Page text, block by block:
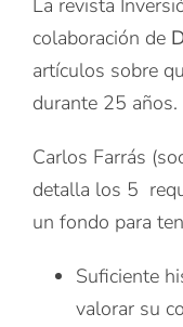
La revista
colaboración de
artículos sobre
durante 25 años.
Carlos Farrás
detalla los 5
un fondo para
Suficiente
valorar su